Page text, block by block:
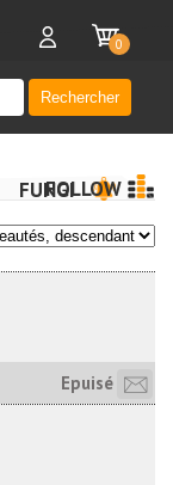
Rechercher
0
FUNGI
FOLLOW
Epuisé